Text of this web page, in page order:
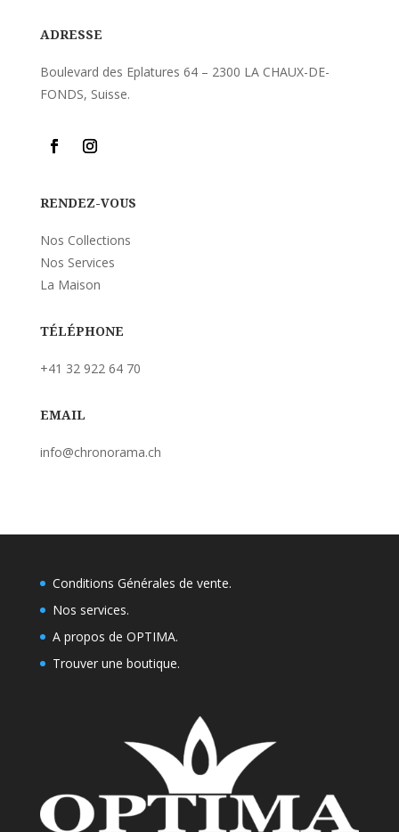
ADRESSE
Boulevard des Eplatures 64 – 2300 LA CHAUX-DE-
FONDS, Suisse.
RENDEZ-VOUS
Nos Collections
Nos Services
La Maison
TÉLÉPHONE
+41 32 922 64 70
EMAIL
info@chronorama.ch
Conditions Générales de vente.
Nos services.
A propos de OPTIMA.
Trouver une boutique.